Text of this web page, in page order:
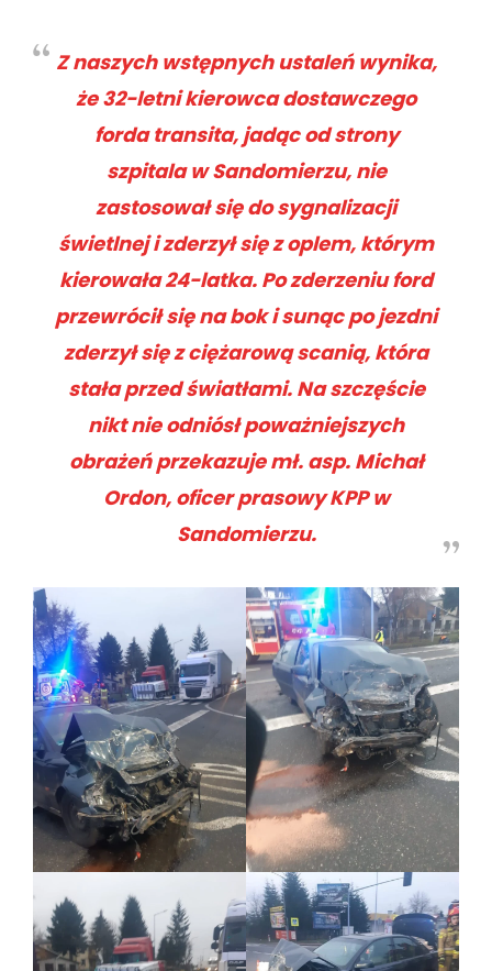
Z naszych wstępnych ustaleń wynika,
że 32-letni kierowca dostawczego
forda transita, jadąc od strony
szpitala w Sandomierzu, nie
zastosował się do sygnalizacji
świetlnej i zderzył się z oplem, którym
kierowała 24-latka. Po zderzeniu ford
przewrócił się na bok i sunąc po jezdni
zderzył się z ciężarową scanią, która
stała przed światłami. Na szczęście
nikt nie odniósł poważniejszych
obrażeń przekazuje mł. asp. Michał
Ordon, oficer prasowy KPP w
Sandomierzu.